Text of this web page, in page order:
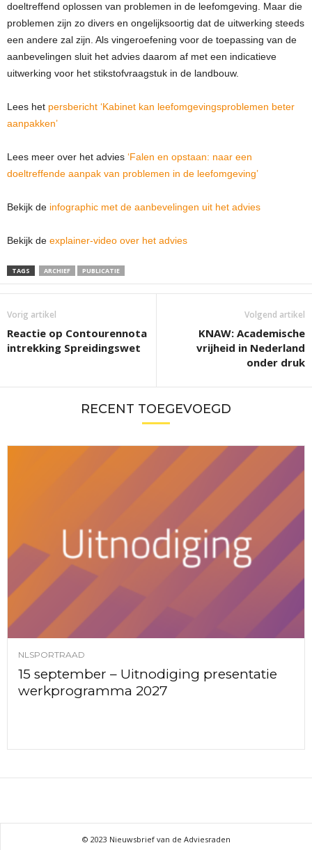
doeltreffend oplossen van problemen in de leefomgeving. Maar die
problemen zijn zo divers en ongelijksoortig dat de uitwerking steeds
een andere zal zijn. Als vingeroefening voor de toepassing van de
aanbevelingen sluit het advies daarom af met een indicatieve
uitwerking voor het stikstofvraagstuk in de landbouw.
Lees het persbericht ‘Kabinet kan leefomgevingsproblemen beter
aanpakken’
Lees meer over het advies ‘Falen en opstaan: naar een
doeltreffende aanpak van problemen in de leefomgeving’
Bekijk de infographic met de aanbevelingen uit het advies
Bekijk de explainer-video over het advies
TAGS ARCHIEF PUBLICATIE
Vorig artikel
Reactie op Contourennota
intrekking Spreidingswet
Volgend artikel
KNAW: Academische
vrijheid in Nederland
onder druk
RECENT TOEGEVOEGD
NLSPORTRAAD
15 september – Uitnodiging presentatie
werkprogramma 2027
© 2023 Nieuwsbrief van de Adviesraden